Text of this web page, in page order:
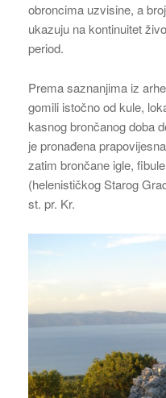
obroncima uzvisine, a
ukazuju na kontinuitet
period.
Prema saznanjima iz
gomili istočno od kule,
kasnog brončanog doba
je pronađena
zatim brončane igle,
(helenističkog Starog
st. pr. Kr.